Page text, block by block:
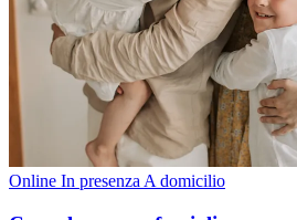
Online In presenza A domicilio